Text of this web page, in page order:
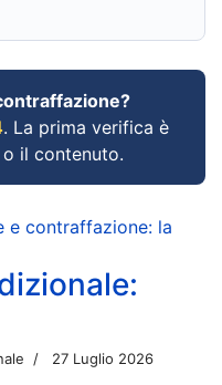
. La prima verifica è
il contenuto.
e contraffazione: la
27 Luglio 2026